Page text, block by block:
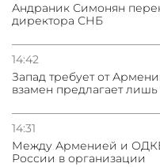
Андраник Симонян
директора СНБ
14:42
Запад требует от
взамен предлагает лишь
14:31
Между Арменией и ОДКБ
России в организации